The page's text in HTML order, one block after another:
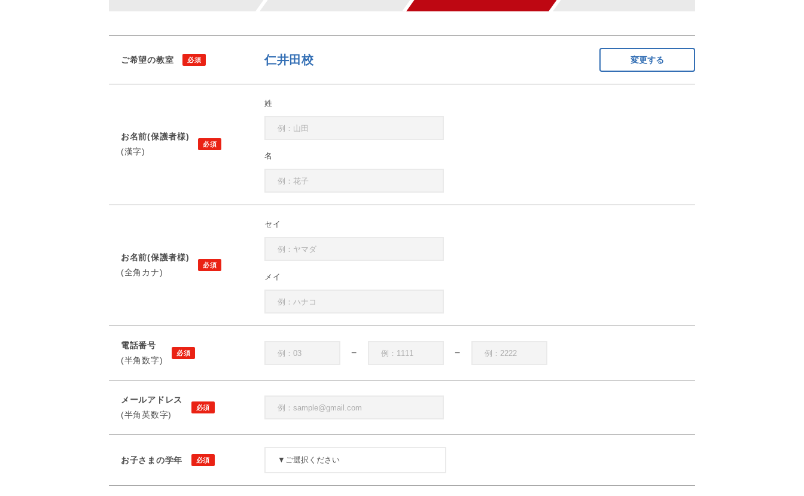
ご希望の教室 仁井田校 変更する
お名前(保護者様)
(漢字)
姓
名
お名前(保護者様)
(全角カナ)
セイ
メイ
電話番号
(半角数字)
− −
メールアドレス
(半角英数字)
お子さまの学年